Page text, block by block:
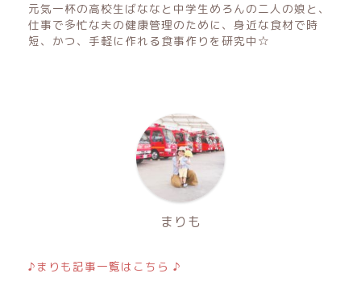
元気一杯の高校生ばななと中学生めろんの二人の娘と、
仕事で多忙な夫の健康管理のために、身近な食材で時
短、かつ、手軽に作れる食事作りを研究中☆
まりも
♪まりも記事一覧はこちら ♪